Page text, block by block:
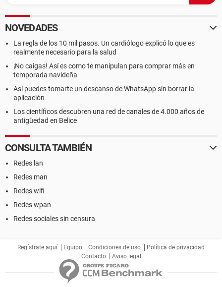
NOVEDADES
La regla de los 10 mil pasos. Un cardiólogo explicó lo que es
realmente necesario para la salud
¡No caigas! Así es como te manipulan para comprar más en
temporada navideña
Así puedes tomarte un descanso de WhatsApp sin borrar la
aplicación
Los científicos descubren una red de canales de 4.000 años de
antigüedad en Belice
CONSULTA TAMBIÉN
Redes lan
Redes man
Redes wifi
Redes wpan
Redes sociales sin censura
Regístrate aquí Equipo Condiciones de uso
Política de privacidad
Contacto
Aviso legal